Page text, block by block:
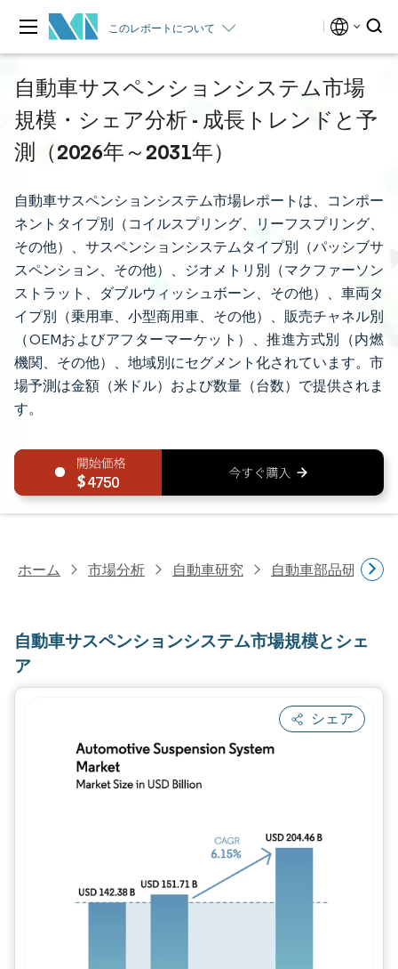
このレポートについて
自動車サスペンションシステム市場
規模・シェア分析 - 成長トレンドと予
測（2026年～2031年）
自動車サスペンションシステム市場レポートは、コンポー
ネントタイプ別（コイルスプリング、リーフスプリング、
その他）、サスペンションシステムタイプ別（パッシブサ
スペンション、その他）、ジオメトリ別（マクファーソン
ストラット、ダブルウィッシュボーン、その他）、車両タ
イプ別（乗用車、小型商用車、その他）、販売チャネル別
（OEMおよびアフターマーケット）、推進方式別（内燃
機関、その他）、地域別にセグメント化されています。市
場予測は金額（米ドル）および数量（台数）で提供されま
す。
4750
ホーム 市場分析 自動車研究 自動車部品研究
自動車サスペンションシステム市場規模とシェ
ア
シェア